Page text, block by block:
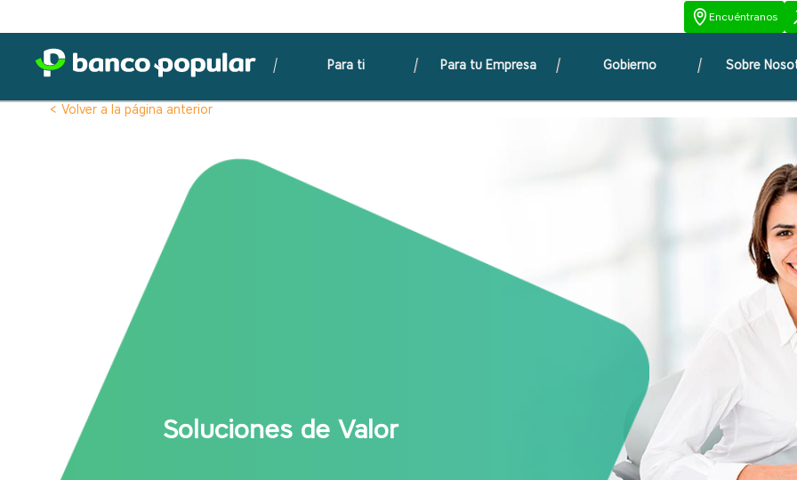
Encuéntranos
Para ti Para tu Empresa Gobierno Sobre
< Volver a la página anterior
Soluciones de Valor